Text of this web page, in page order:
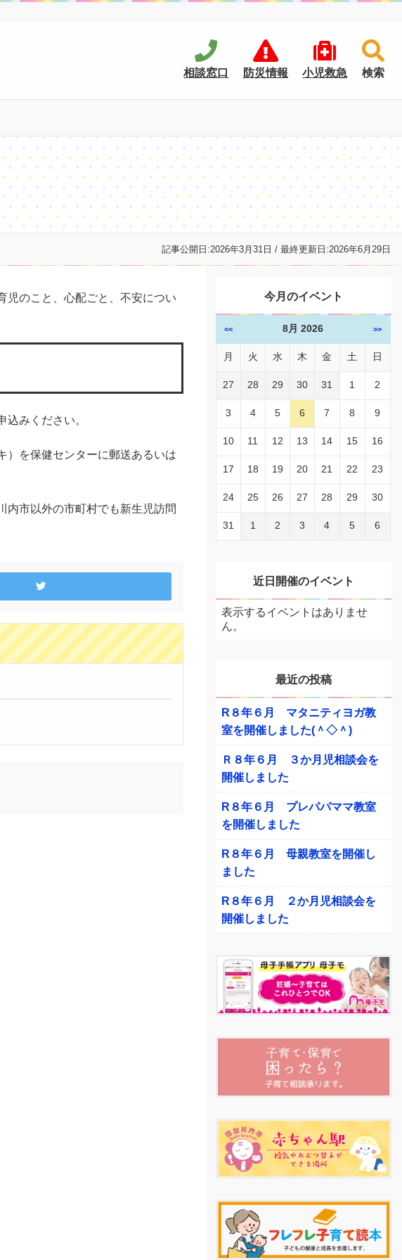
相談窓口
防災情報 小児救急 検索
記事公開日:2026年3月31日 / 最終更新日:2026年6月29日
児のこと、心配ごと、不安につい
込みください。
）を保健センターに郵送あるいは
市以外の市町村でも新生児訪問
今月のイベント
<< 8月 2026 >>
月 火 水 木 金 土 日
27 28 29 30 31 1 2
3 4 5 6 7 8 9
10 11 12 13 14 15 16
17 18 19 20 21 22 23
24 25 26 27 28 29 30
31 1 2 3 4 5 6
近日開催のイベント
表示するイベントはありませ
ん。
最近の投稿
R８年６月 マタニティヨガ教
室を開催しました(＾◇＾)
Ｒ８年６月 ３か月児相談会を
開催しました
R８年６月 プレパパママ教室
を開催しました
R８年６月 母親教室を開催し
ました
R８年６月 ２か月児相談会を
開催しました